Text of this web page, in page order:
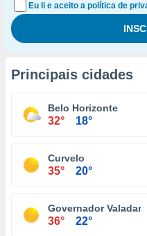
Eu li e aceito a política de
Principais cidades
Belo Horizonte
32° 18°
Curvelo
35° 20°
Governador Valadares
36° 22°